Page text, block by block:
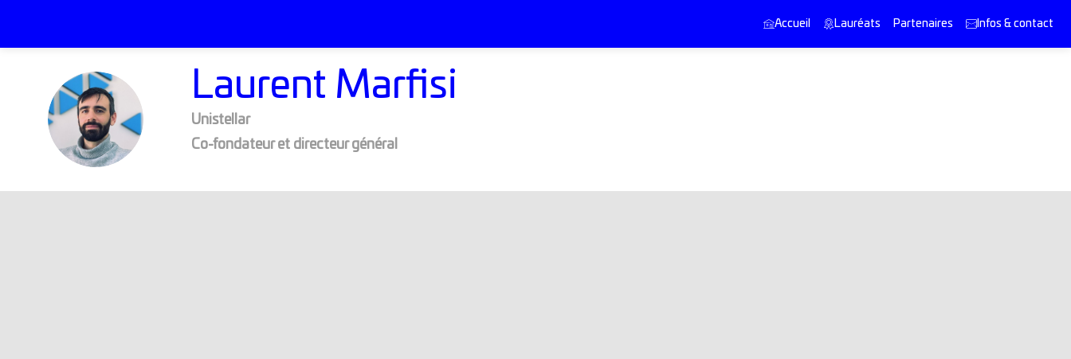
Accueil Lauréats Partenaires Infos & contact
LM
Laurent Marfisi
Unistellar
Co-fondateur et directeur général